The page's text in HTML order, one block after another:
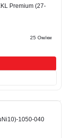
Premium (27-
25 Ом/км
1050-040